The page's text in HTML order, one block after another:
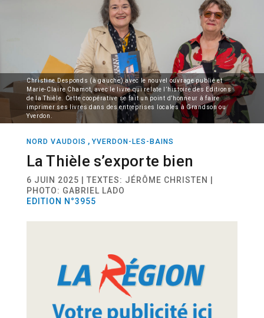
Christine Desponds (à gauche) avec le nouvel ouvrage publié et
Marie-Claire Chamot, avec le livre qui relate l’histoire des Editions
de la Thièle. Cette coopérative se fait un point d’honneur à faire
imprimer ses livres dans des entreprises locales à Grandson ou
Yverdon.
NORD VAUDOIS , YVERDON-LES-BAINS
La Thièle s’exporte bien
6 JUIN 2025 | TEXTES: JÉRÔME CHRISTEN |
PHOTO: GABRIEL LADO
EDITION N°3955